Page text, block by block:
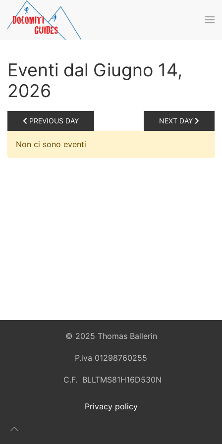
Skip to main content
Eventi dal Giugno 14,
2026
PREVIOUS DAY NEXT DAY
Non ci sono eventi
© 2025 Thomas Ballerin
P.iva 01298760255
C.F. BLLTMS81H16D530N
Privacy policy